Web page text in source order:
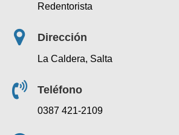
Redentorista
Dirección
La Caldera, Salta
Teléfono
0387 421-2109